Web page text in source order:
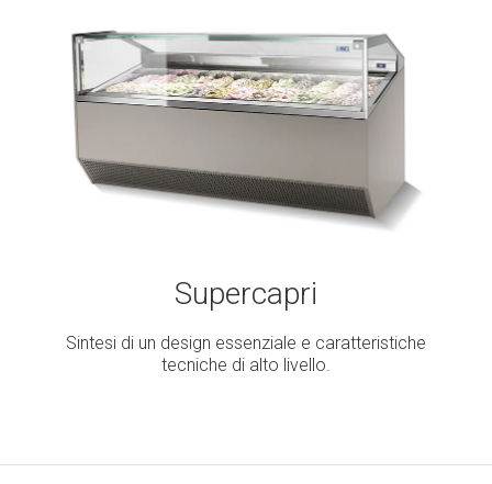
Supercapri
Sintesi di un design essenziale e caratteristiche
tecniche di alto livello.